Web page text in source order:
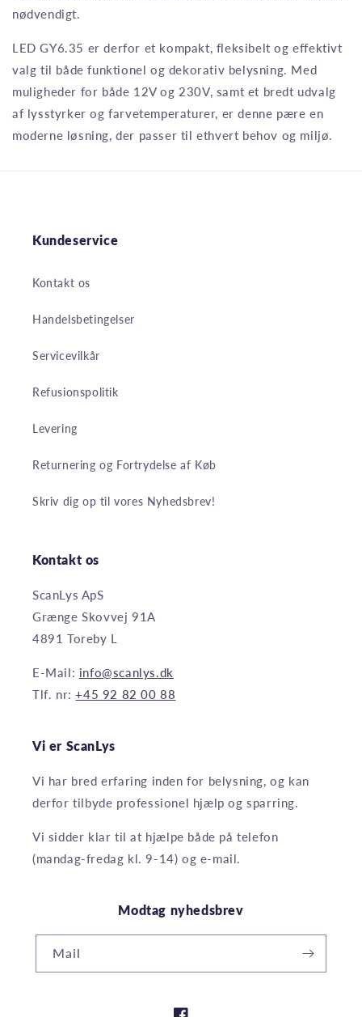
nødvendigt.
LED GY6.35 er derfor et kompakt, fleksibelt og effektivt
valg til både funktionel og dekorativ belysning. Med
muligheder for både 12V og 230V, samt et bredt udvalg
af lysstyrker og farvetemperaturer, er denne pære en
moderne løsning, der passer til ethvert behov og miljø.
Kundeservice
Kontakt os
Handelsbetingelser
Servicevilkår
Refusionspolitik
Levering
Returnering og Fortrydelse af Køb
Skriv dig op til vores Nyhedsbrev!
Kontakt os
ScanLys ApS
Grænge Skovvej 91A
4891 Toreby L
E-Mail: info@scanlys.dk
Tlf. nr:+45 92 82 00 88
Vi er ScanLys
Vi har bred erfaring inden for belysning, og kan
derfor tilbyde professionel hjælp og sparring.
Vi sidder klar til at hjælpe både på telefon
(mandag-fredag kl. 9-14) og e-mail.
Modtag nyhedsbrev
Mail